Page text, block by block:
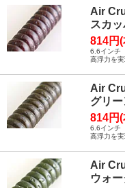
Air
スカ
814円
6.6インチ
高浮力を実
Air
グリ
814円
6.6インチ
高浮力を実
Air
ウォ